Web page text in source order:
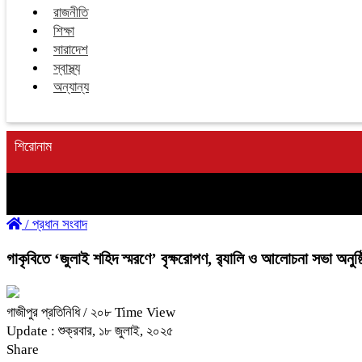
রাজনীতি
শিক্ষা
সারাদেশ
স্বাস্থ্য
অন্যান্য
শিরোনাম
/ প্রধান সংবাদ
‎গাকৃবিতে ‘জুলাই শহিদ স্মরণে’ বৃক্ষরোপণ, র‍্যালি ও আলোচনা সভা
‎গাজীপুর প্রতিনিধি/ ২০৮ Time View
Update : শুক্রবার, ১৮ জুলাই, ২০২৫
Share